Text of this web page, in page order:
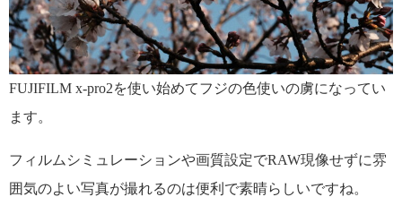
FUJIFILM x-pro2を使い始めてフジの色使いの虜になってい
ます。
フィルムシミュレーションや画質設定でRAW現像せずに雰
囲気のよい写真が撮れるのは便利で素晴らしいですね。